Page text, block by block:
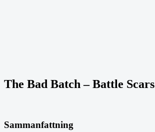
The Bad Batch – Battle Scars
Sammanfattning